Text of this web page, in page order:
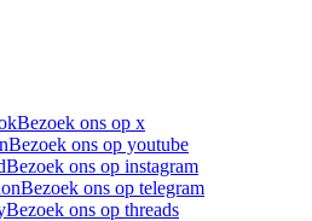
Bezoek ons op x
Bezoek ons op youtube
Bezoek ons op instagram
Bezoek ons op telegram
Bezoek ons op threads